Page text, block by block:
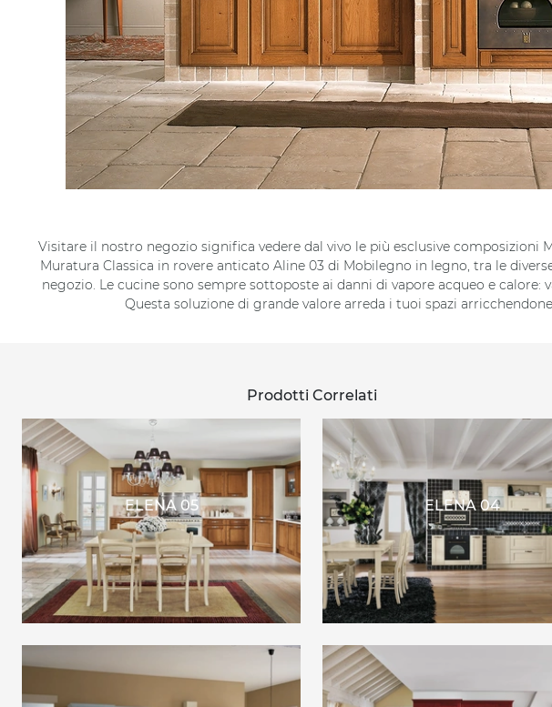
Visitare il nostro negozio significa vedere dal vivo le più esclusive
Muratura Classica in rovere anticato Aline 03 di Mobilegno in legno, tra le
negozio. Le cucine sono sempre sottoposte ai danni di vapore acqueo e
Questa soluzione di grande valore arreda i tuoi spazi
Prodotti Correlati
ELENA 05 ELENA 04